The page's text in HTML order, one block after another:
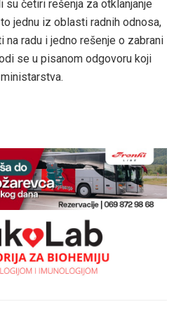
su četiri rešenja za otklanjanje
jednu iz oblasti radnih odnosa,
radu i jedno rešenje o zabrani
se u pisanom odgovoru koji